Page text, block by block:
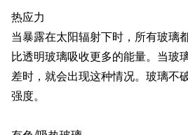
热应力
当暴露在太阳辐射下时，所有玻璃
比透明玻璃吸收更多的能量。当玻
差时，就会出现这种情况。玻璃不
强度。